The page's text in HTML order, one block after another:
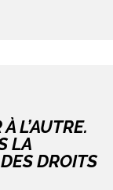
L’AUTRE.
LA
DROITS